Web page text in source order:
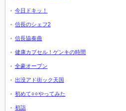
今日ドキッ！
信長のシェフ2
信長協奏曲
健康カプセル！ゲンキの時間
全豪オープン
出没アド街ック天国
初めて○○やってみた
初詣